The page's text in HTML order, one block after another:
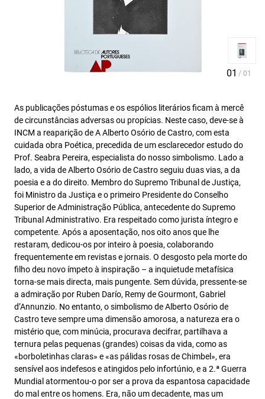
As publicações póstumas e os espólios literários ficam à mercê
de circunstâncias adversas ou propícias. Neste caso, deve-se à
INCM a reaparição de A Alberto Osório de Castro, com esta
cuidada obra Poética, precedida de um esclarecedor estudo do
Prof. Seabra Pereira, especialista do nosso simbolismo. Lado a
lado, a vida de Alberto Osório de Castro seguiu duas vias, a da
poesia e a do direito. Membro do Supremo Tribunal de Justiça,
foi Ministro da Justiça e o primeiro Presidente do Conselho
Superior de Administração Pública, antecedente do Supremo
Tribunal Administrativo. Era respeitado como jurista íntegro e
competente. Após a aposentação, nos oito anos que lhe
restaram, dedicou-os por inteiro à poesia, colaborando
frequentemente em revistas e jornais. O desgosto pela morte do
filho deu novo ímpeto à inspiração – a inquietude metafísica
torna-se mais directa, mais pungente. Sem dúvida, pressente-se
a admiração por Ruben Darío, Remy de Gourmont, Gabriel
d’Annunzio. No entanto, o simbolismo de Alberto Osório de
Castro teve sempre uma dimensão amorosa, a natureza era o
mistério que, com minúcia, procurava decifrar, partilhava a
ternura pelas pequenas (grandes) coisas da vida, como as
«borboletinhas claras» e «as pálidas rosas de Chimbel», era
sensível aos indefesos e atingidos pelo infortúnio, e a 2.ª Guerra
Mundial atormentou-o por ser a prova da espantosa capacidade
do mal entre os homens. Era, não um decadente, mas um